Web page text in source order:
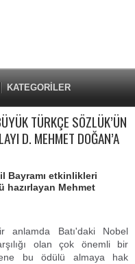
KATEGORİLER
TÜRKÇE SÖZLÜK’ÜN
D. MEHMET DOĞAN’A
Bayramı etkinlikleri
hazırlayan Mehmet
anlamda Batı'daki Nobel
olan çok önemli bir
bu ödülü almaya hak